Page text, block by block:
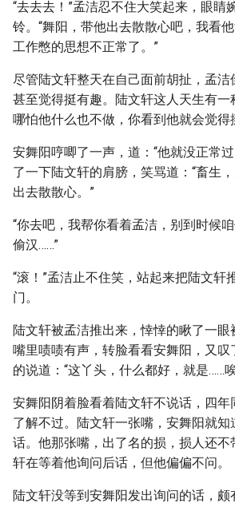
“去去去！”孟洁忍不住大笑起来，眼睛
铃。“舞阳，带他出去散散心吧，我看
工作憋的思想不正常了。”
尽管陆文轩整天在自己面前胡扯，孟洁
甚至觉得挺有趣。陆文轩这人天生有一
哪怕他什么也不做，你看到他就会觉得
安舞阳哼唧了一声，道：“他就没正常
了一下陆文轩的肩膀，笑骂道：“畜生
出去散散心。”
“你去吧，我帮你看着孟洁，别到时候
偷汉……”
“滚！”孟洁止不住笑，站起来把陆文轩
门。
陆文轩被孟洁推出来，悻悻的瞅了一眼
嘴里啧啧有声，转脸看看安舞阳，又
的说道：“这丫头，什么都好，就是……
安舞阳阴着脸看着陆文轩不说话，四
了解不过。陆文轩一张嘴，安舞阳就
话。他那张嘴，出了名的损，损人还不
轩在等着他询问后话，但他偏偏不问。
陆文轩没等到安舞阳发出询问的话，颇